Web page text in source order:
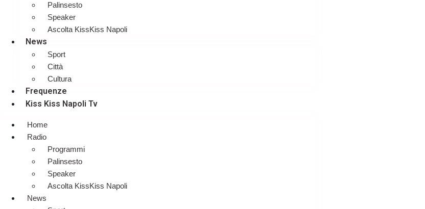
Palinsesto
Speaker
Ascolta KissKiss Napoli
News
Sport
Città
Cultura
Frequenze
Kiss Kiss Napoli Tv
Home
Radio
Programmi
Palinsesto
Speaker
Ascolta KissKiss Napoli
News